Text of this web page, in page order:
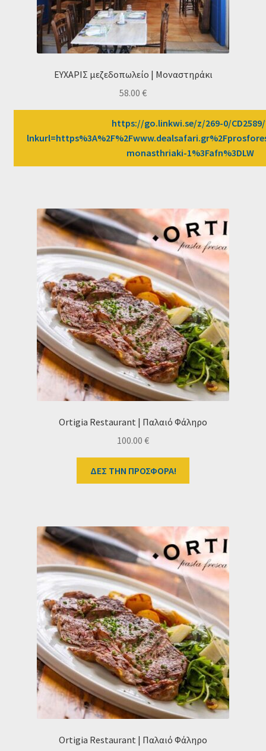
ΕΥΧΑΡΙΣ μεζεδοπωλείο | Μοναστηράκι
58.00 €
https://go.linkwi.se/z/269-0/
monasthriaki-1%3Fafn%3DLW
Ortigia Restaurant | Παλαιό Φάληρο
100.00 €
ΔΕΣ ΤΗΝ ΠΡΟΣΦΟΡΑ!
Ortigia Restaurant | Παλαιό Φάληρο